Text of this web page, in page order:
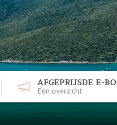
AFGEPRIJSDE E-
Een overzicht